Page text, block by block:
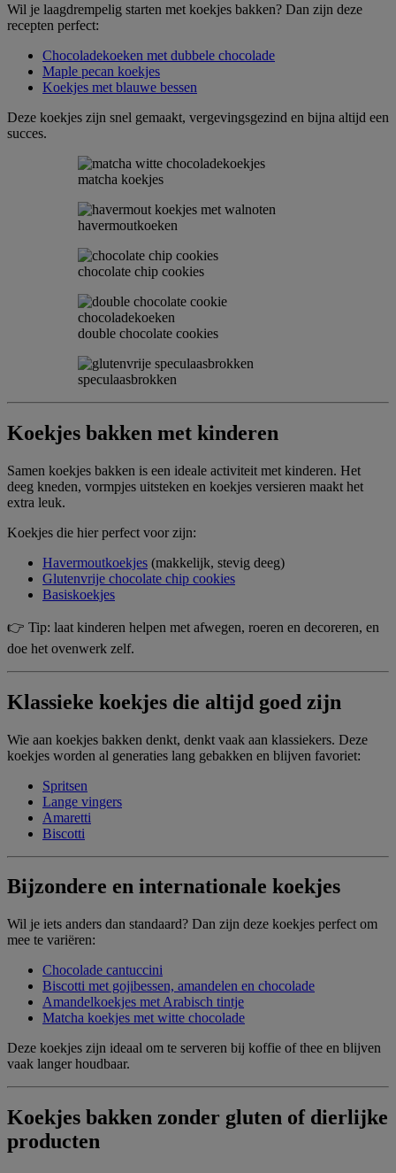
Wil je laagdrempelig starten met koekjes bakken? Dan zijn deze
recepten perfect:
Chocoladekoeken met dubbele chocolade
Maple pecan koekjes
Koekjes met blauwe bessen
Deze koekjes zijn snel gemaakt, vergevingsgezind en bijna altijd een
succes.
matcha koekjes
havermoutkoeken
chocolate chip cookies
double chocolate cookies
speculaasbrokken
Koekjes bakken met kinderen
Samen koekjes bakken is een ideale activiteit met kinderen. Het
deeg kneden, vormpjes uitsteken en koekjes versieren maakt het
extra leuk.
Koekjes die hier perfect voor zijn:
Havermoutkoekjes (makkelijk, stevig deeg)
Glutenvrije chocolate chip cookies
Basiskoekjes
👉 Tip: laat kinderen helpen met afwegen, roeren en decoreren, en
doe het ovenwerk zelf.
Klassieke koekjes die altijd goed zijn
Wie aan koekjes bakken denkt, denkt vaak aan klassiekers. Deze
koekjes worden al generaties lang gebakken en blijven favoriet:
Spritsen
Lange vingers
Amaretti
Biscotti
Bijzondere en internationale koekjes
Wil je iets anders dan standaard? Dan zijn deze koekjes perfect om
mee te variëren:
Chocolade cantuccini
Biscotti met gojibessen, amandelen en chocolade
Amandelkoekjes met Arabisch tintje
Matcha koekjes met witte chocolade
Deze koekjes zijn ideaal om te serveren bij koffie of thee en blijven
vaak langer houdbaar.
Koekjes bakken zonder gluten of dierlijke
producten